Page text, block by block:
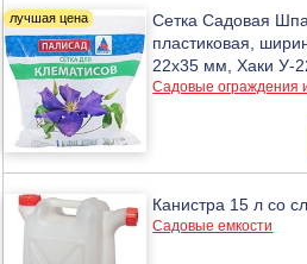
Сетка Садовая
пластиковая,
22х35 мм, Хаки У-
Садовые ограждения
Канистра 15 л со
Садовые емкости